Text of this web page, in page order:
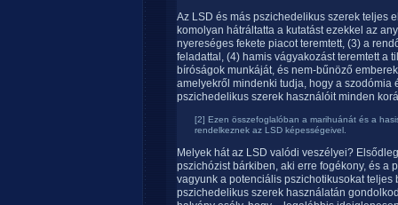
Az LSD és más pszichedelikus szerek teljes
komolyan hátráltatta a kutatást ezekkel az
nyereséges fekete piacot teremtett, (3) a
feladattal, (4) hamis vágyakozást teremtett a
bíróságok munkáját, és nem-bűnöző
amelyekről mindenki tudja, hogy a
pszichedelikus szerek használóit minden
[2] Ezen összefoglalóban a marihuánát és a
rendelkeznek az LSD képességeivel.
Melyek hát az LSD valódi veszélyei?
pszichózist bárkiben, aki erre fogékony, és
vagyunk a potenciális pszichotikusokat
pszichedelikus szerek használatán